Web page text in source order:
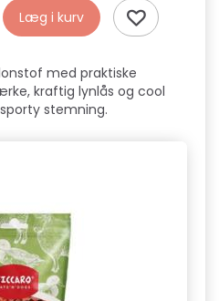
Læg i kurv
med praktiske
kraftig lynlås og cool
stemning.